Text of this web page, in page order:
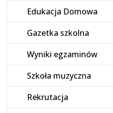
Edukacja Domowa
Gazetka szkolna
Wyniki egzaminów
Szkoła muzyczna
Rekrutacja